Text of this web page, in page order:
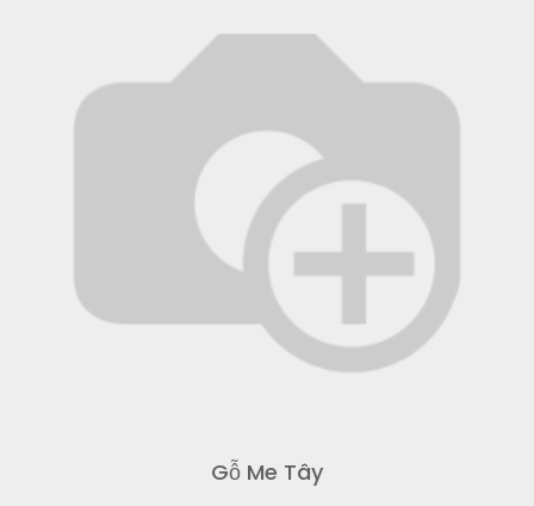
Gỗ Me Tây